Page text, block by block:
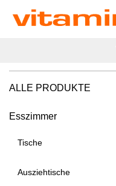
ALLE PRODUKTE
Esszimmer
Tische
Ausziehtische